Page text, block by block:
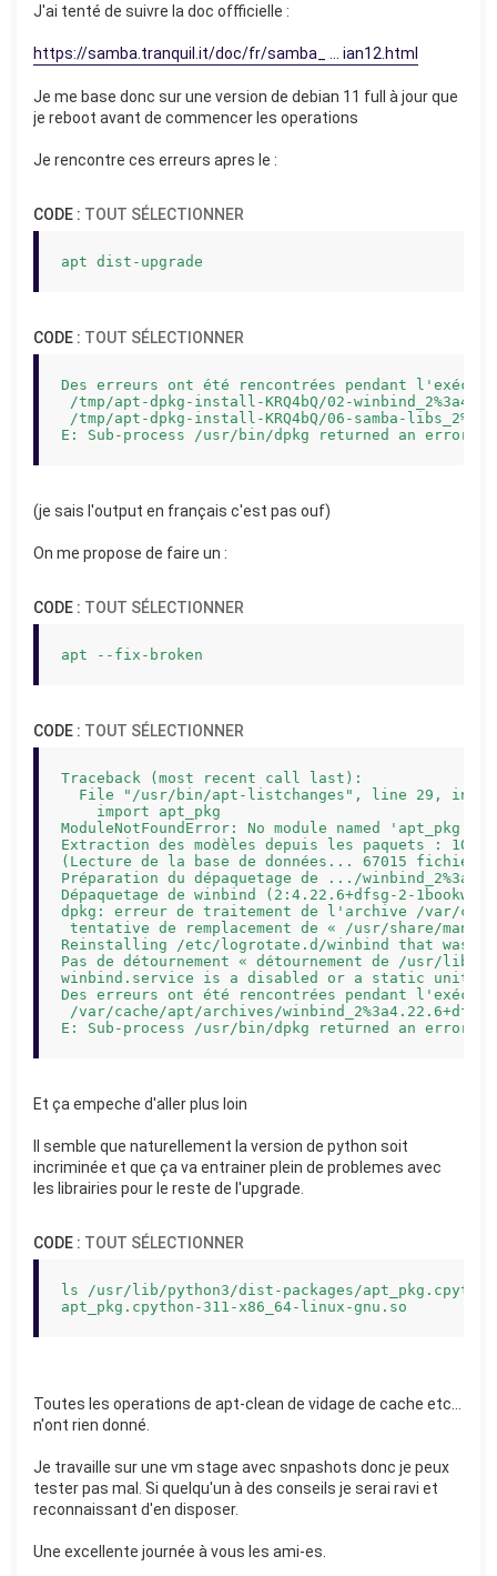
J'ai tenté de suivre la doc offficielle :
https://samba.tranquil.it/doc/fr/samba_ ... ian12.html
Je me base donc sur une version de debian 11 full à jour que
je reboot avant de commencer les operations
Je rencontre ces erreurs apres le :
CODE : TOUT SÉLECTIONNER
apt dist-upgrade
CODE : TOUT SÉLECTIONNER
Des erreurs ont été rencontrées pendant
/tmp/apt-dpkg-install-KRQ4bQ/02-
/tmp/apt-dpkg-install-KRQ4bQ/06-samba-
E: Sub-process /usr/bin/dpkg returned an error
(je sais l'output en français c'est pas ouf)
On me propose de faire un :
CODE : TOUT SÉLECTIONNER
apt --fix-broken
CODE : TOUT SÉLECTIONNER
Traceback (most recent call last):
File "/usr/bin/apt-listchanges", line 29, in
    import apt_pkg
ModuleNotFoundError: No module named 'apt_pkg'
Extraction des modèles depuis les paquets : 100%
(Lecture de la base de données... 67015
Préparation du dépaquetage de .../
Dépaquetage de winbind (2:4.22.6+dfsg-2-
dpkg: erreur de traitement de l'archive /var/cache/
tentative de remplacement de « /usr/share/man/
Reinstalling /etc/logrotate.d/winbind that was
Pas de détournement « détournement de /usr/lib/
winbind.service is a disabled or a static unit
Des erreurs ont été rencontrées pendant
/var/cache/apt/archives/winbind_2%3a4.22.6+dfsg-2-
Et ça empeche d'aller plus loin
Il semble que naturellement la version de python soit
incriminée et que ça va entrainer plein de problemes avec
les librairies pour le reste de l'upgrade.
CODE : TOUT SÉLECTIONNER
ls /usr/lib/python3/dist-packages/
apt_pkg.cpython-311-x86_64-linux-gnu.so
Toutes les operations de apt-clean de vidage de cache etc...
n'ont rien donné.
Je travaille sur une vm stage avec snpashots donc je peux
tester pas mal. Si quelqu'un à des conseils je serai ravi et
reconnaissant d'en disposer.
Une excellente journée à vous les ami-es.